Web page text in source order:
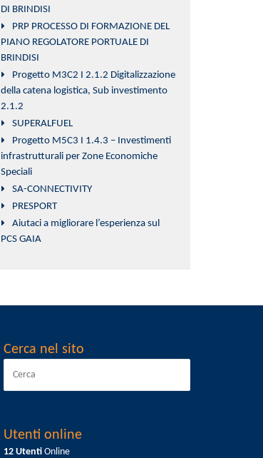
DI BRINDISI
PRP PROCESSO DI FORMAZIONE DEL
PIANO REGOLATORE PORTUALE DI
BRINDISI
Progetto M3C2 I 2.1.2 Digitalizzazione
della catena logistica, Sub investimento
2.1.2
SUPERALFUEL
Progetto M5C3 I 1.4.3 – Investimenti
infrastrutturali per Zone Economiche
Speciali
SA-CONNECTIVITY
PRESPORT
Aiutaci a migliorare l’esperienza sul
PCS GAIA
Cerca nel sito
Utenti online
12 UtentiOnline